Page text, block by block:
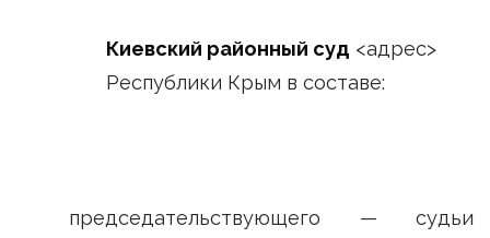
Киевский районный суд <адрес>
Республики Крым в составе:
председательствующего — судьи